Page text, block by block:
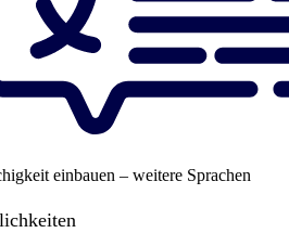
einbauen – weitere Sprachen